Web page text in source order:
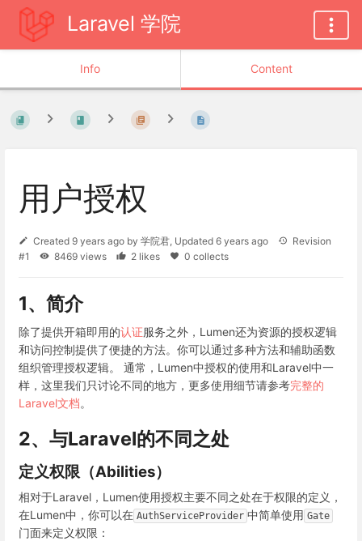
Laravel 学院
Info Content
用户授权
Created 9 years ago by 学院君, Updated 6 years ago
Revision
#1
8469 views 2 likes 0 collects
1、简介
除了提供开箱即用的认证服务之外，Lumen还为资源的授权逻辑
和访问控制提供了便捷的方法。你可以通过多种方法和辅助函数
组织管理授权逻辑。 通常，Lumen中授权的使用和Laravel中一
样，这里我们只讨论不同的地方，更多使用细节请参考完整的
Laravel文档。
2、与Laravel的不同之处
定义权限（Abilities）
相对于Laravel，Lumen使用授权主要不同之处在于权限的定义，
在Lumen中，你可以在 AuthServiceProvider 中简单使用 Gate
门面来定义权限：